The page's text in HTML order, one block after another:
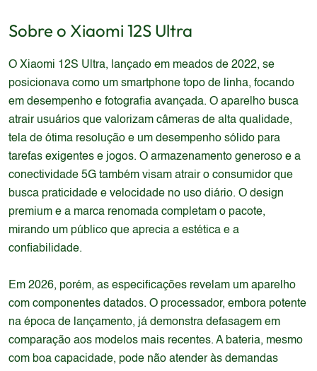
Sobre o Xiaomi 12S Ultra
O Xiaomi 12S Ultra, lançado em meados de 2022, se
posicionava como um smartphone topo de linha, focando
em desempenho e fotografia avançada. O aparelho busca
atrair usuários que valorizam câmeras de alta qualidade,
tela de ótima resolução e um desempenho sólido para
tarefas exigentes e jogos. O armazenamento generoso e a
conectividade 5G também visam atrair o consumidor que
busca praticidade e velocidade no uso diário. O design
premium e a marca renomada completam o pacote,
mirando um público que aprecia a estética e a
confiabilidade.
Em 2026, porém, as especificações revelam um aparelho
com componentes datados. O processador, embora potente
na época de lançamento, já demonstra defasagem em
comparação aos modelos mais recentes. A bateria, mesmo
com boa capacidade, pode não atender às demandas